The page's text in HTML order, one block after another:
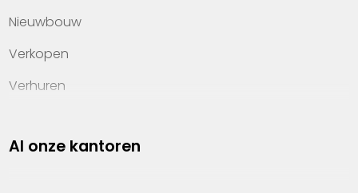
Nieuwbouw
Verkopen
Verhuren
Property management
Al onze kantoren